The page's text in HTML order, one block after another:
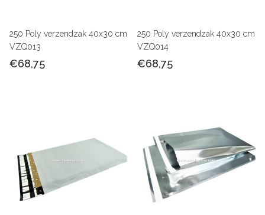
250 Poly verzendzak 40x30 cm
VZQ013
€68,75
250 Poly verzendzak 40x30 cm
VZQ014
€68,75